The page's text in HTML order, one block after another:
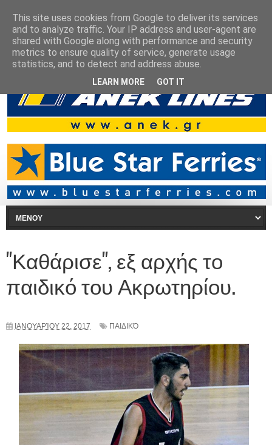
"Καθάρισε", εξ αρχής το
παιδικό του Ακρωτηρίου.
ΙΑΝΟΥΑΡΊΟΥ 22, 2017 ΠΑΙΔΙΚΌ
This site uses cookies from Google to deliver its services
and to analyze traffic. Your IP address and user-agent are
shared with Google along with performance and security
metrics to ensure quality of service, generate usage
statistics, and to detect and address abuse.
LEARN MORE GOT IT